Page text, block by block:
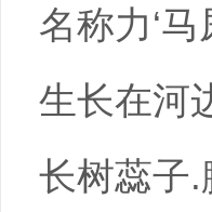
名称力‘
生长在河
长树蕊子.